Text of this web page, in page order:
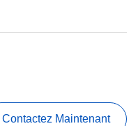
Contactez Maintenant